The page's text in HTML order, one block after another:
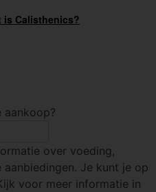
is Calisthenics?
aankoop?
over voeding,
Je kunt je op
voor meer informatie in